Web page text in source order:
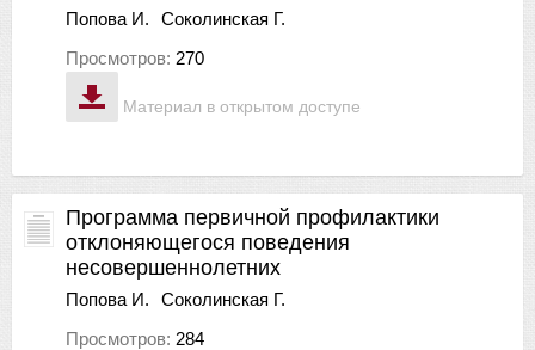
Материал в открытом доступе
Попова И.
Соколинская Г.
Просмотров: 270
Программа первичной профилактики
отклоняющегося поведения
несовершеннолетних
Попова И.
Соколинская Г.
Просмотров: 284